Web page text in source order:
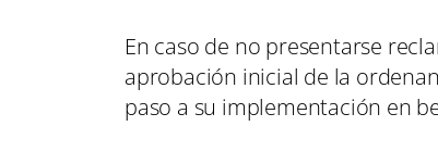
En caso de no presentarse
aprobación inicial de la
paso a su implementación en